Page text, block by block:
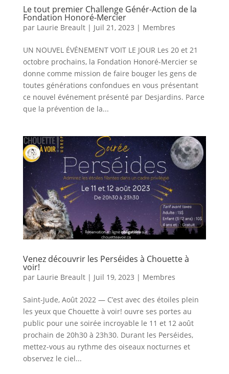
Le tout premier Challenge Génér-Action de la
Fondation Honoré-Mercier
par Laurie Breault| Juil 21, 2023 | Membres
UN NOUVEL ÉVÉNEMENT VOIT LE JOUR Les 20 et 21
octobre prochains, la Fondation Honoré-Mercier se
donne comme mission de faire bouger les gens de
toutes générations confondues en vous présentant
ce nouvel événement présenté par Desjardins. Parce
que la prévention de la...
Venez découvrir les Perséides à Chouette à
voir!
par Laurie Breault| Juil 19, 2023 | Membres
Saint-Jude, Août 2022 ― C’est avec des étoiles plein
les yeux que Chouette à voir! ouvre ses portes au
public pour une soirée incroyable le 11 et 12 août
prochain de 20h30 à 23h30. Durant les Perséides,
mettez-vous au rythme des oiseaux nocturnes et
observez le ciel...